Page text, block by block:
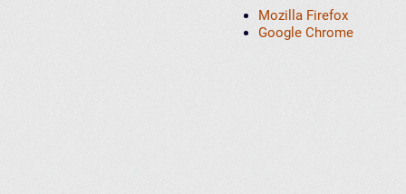
Mozilla Firefox
Google Chrome